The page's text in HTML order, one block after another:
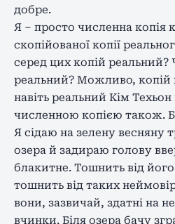
добре.
Я – просто численна копія
скопійованої копії
серед цих копій реальний?
реальний? Можливо, копій
навіть реальний Кім
численною копією також.
Я сідаю на зелену весняну
озера й задираю голову
блакитне. Тошнить від
тошнить від таких
вони, зазвичай, здатні на
вчинки. Біля озера бачу